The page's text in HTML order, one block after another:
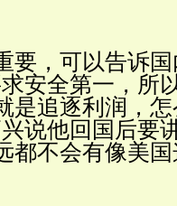
要，可以告诉
安全第一，所
是追逐利润，
说他回国后要
都不会有像美